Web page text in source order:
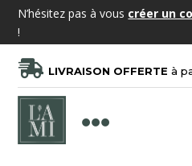
N’hésitez pas à vous créer un
!
 LIVRAISON OFFERTE à
